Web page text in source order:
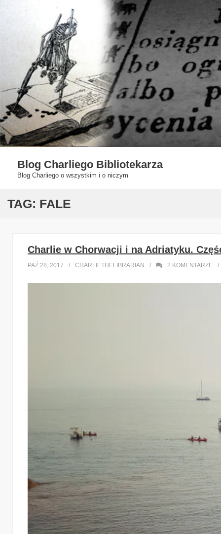
Blog Charliego Bibliotekarza
Blog Charliego o wszystkim i o niczym
TAG: FALE
Charlie w Chorwacji i na Adriatyku.
PAŹ 28, 2017 CHARLIETHELIBRARIAN 2 KOMENTARZE